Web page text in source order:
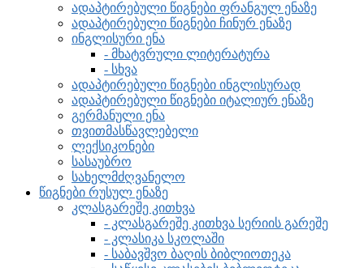
ადაპტირებული წიგნები ფრანგულ ენაზე
ადაპტირებული წიგნები ჩინურ ენაზე
ინგლისური ენა
- მხატვრული ლიტერატურა
- სხვა
ადაპტირებული წიგნები ინგლისურად
ადაპტირებული წიგნები იტალიურ ენაზე
გერმანული ენა
თვითმასწავლებელი
ლექსიკონები
სასაუბრო
სახელმძღვანელო
წიგნები რუსულ ენაზე
კლასგარეშე კითხვა
- კლასგარეშე კითხვა სერიის გარეშე
- კლასიკა სკოლაში
- საბავშვო ბაღის ბიბლიოთეკა